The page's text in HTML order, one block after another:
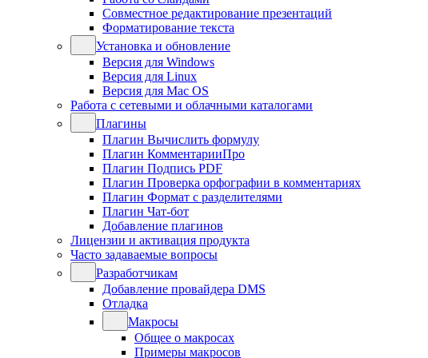
Совместное редактирование презентаций
Форматирование текста
Установка и обновление
Версия для Windows
Версия для Linux
Версия для Mac OS
Работа с сетевыми и облачными каталогами
Плагины
Плагин Вычислить формулу
Плагин КомментарииПро
Плагин Подпись PDF
Плагин Проверка орфографии в комментариях
Плагин Формат с разделителями
Плагин Чат-бот
Добавление плагинов
Лицензии и активация продукта
Часто задаваемые вопросы
Разработчикам
Добавление провайдера DMS
Отладка
Макросы
Общее о макросах
Примеры макросов